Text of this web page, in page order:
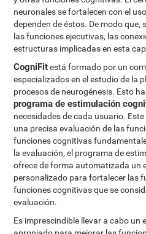
neuronales se fortalecen con el
dependen de éstos. De modo
las funciones ejecutivas, las
estructuras implicadas en esta
CogniFitestá formado por un
especializados en el estudio de la
procesos de neurogénesis. Esto
programa de estimulación
necesidades de cada usuario.
una precisa evaluación de las
funciones cognitivas
la evaluación, el programa de
ofrece de forma automatizada un
personalizado para fortalecer las
funciones cognitivas que se
evaluación.
Es imprescindible llevar a cabo